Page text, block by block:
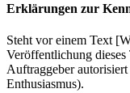
Erklärungen zur
Steht vor einem Text
Veröffentlichung
Auftraggeber
Enthusiasmus).